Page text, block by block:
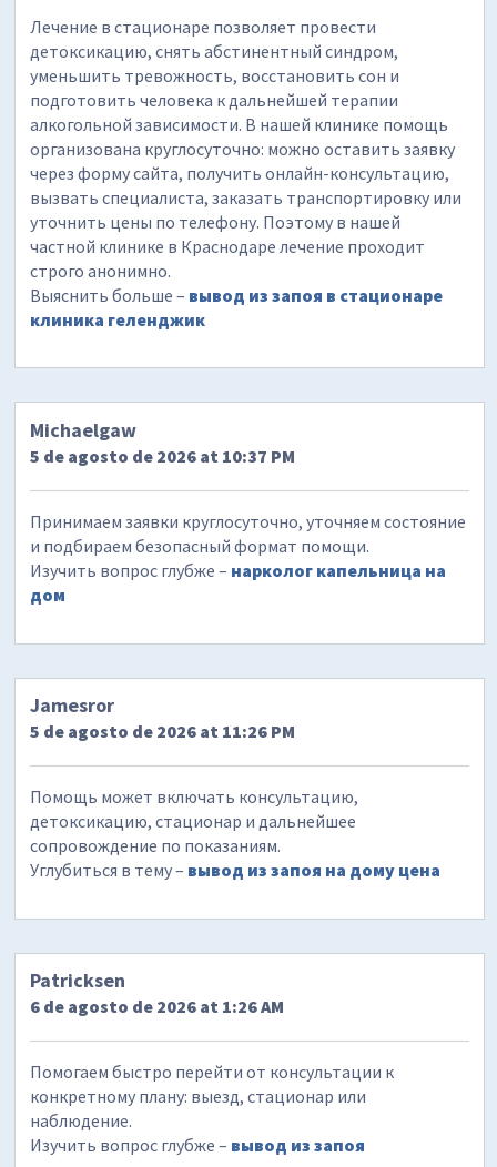
Лечение в стационаре позволяет провести
детоксикацию, снять абстинентный синдром,
уменьшить тревожность, восстановить сон и
подготовить человека к дальнейшей терапии
алкогольной зависимости. В нашей клинике помощь
организована круглосуточно: можно оставить заявку
через форму сайта, получить онлайн-консультацию,
вызвать специалиста, заказать транспортировку или
уточнить цены по телефону. Поэтому в нашей
частной клинике в Краснодаре лечение проходит
строго анонимно.
Выяснить больше – вывод из запоя в стационаре
клиника геленджик
Michaelgaw
5 de agosto de 2026 at 10:37 PM
Принимаем заявки круглосуточно, уточняем состояние
и подбираем безопасный формат помощи.
Изучить вопрос глубже – нарколог капельница на
дом
Jamesror
5 de agosto de 2026 at 11:26 PM
Помощь может включать консультацию,
детоксикацию, стационар и дальнейшее
сопровождение по показаниям.
Углубиться в тему – вывод из запоя на дому цена
Patricksen
6 de agosto de 2026 at 1:26 AM
Помогаем быстро перейти от консультации к
конкретному плану: выезд, стационар или
наблюдение.
Изучить вопрос глубже – вывод из запоя